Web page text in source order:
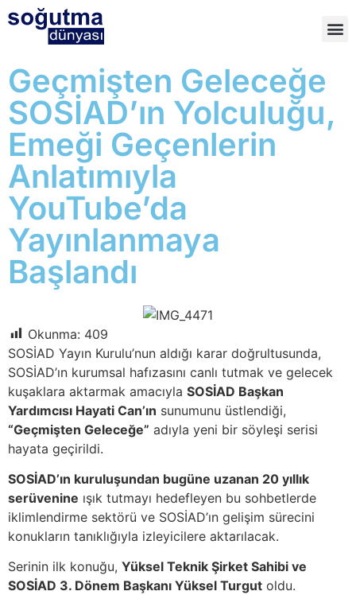
Geçmişten Geleceğe
SOSİAD’ın Yolculuğu,
Emeği Geçenlerin
Anlatımıyla
YouTube’da
Yayınlanmaya
Başlandı
Okunma: 409
SOSİAD Yayın Kurulu’nun aldığı karar doğrultusunda,
SOSİAD’ın kurumsal hafızasını canlı tutmak ve gelecek
kuşaklara aktarmak amacıyla SOSİAD Başkan
Yardımcısı Hayati Can’ın sunumunu üstlendiği,
“Geçmişten Geleceğe” adıyla yeni bir söyleşi serisi
hayata geçirildi.
SOSİAD’ın kuruluşundan bugüne uzanan 20 yıllık
serüvenine ışık tutmayı hedefleyen bu sohbetlerde
iklimlendirme sektörü ve SOSİAD’ın gelişim sürecini
konukların tanıklığıyla izleyicilere aktarılacak.
Serinin ilk konuğu, Yüksel Teknik Şirket Sahibi ve
SOSİAD 3. Dönem Başkanı Yüksel Turgut oldu.